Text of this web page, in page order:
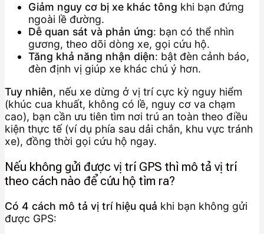
Giảm nguy cơ bị xe khác tông khi bạn đứng
ngoài lề đường.
Dễ quan sát và phản ứng: bạn có thể nhìn
gương, theo dõi dòng xe, gọi cứu hộ.
Tăng khả năng nhận diện: bật đèn cảnh báo,
đèn định vị giúp xe khác chú ý hơn.
Tuy nhiên, nếu xe dừng ở vị trí cực kỳ nguy hiểm
(khúc cua khuất, không có lề, nguy cơ va chạm
cao), bạn cần ưu tiên tìm nơi trú an toàn theo điều
kiện thực tế (ví dụ phía sau dải chắn, khu vực tránh
xe), đồng thời gọi cứu hộ ngay.
Nếu không gửi được vị trí GPS thì mô tả vị trí
theo cách nào để cứu hộ tìm ra?
Có 4 cách mô tả vị trí hiệu quả khi bạn không gửi
được GPS: